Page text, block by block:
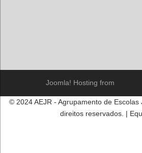
Joomla! Hosting from
© 2024 AEJR - Agrupamento de Escolas
direitos reservados. |